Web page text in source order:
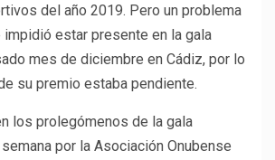
del año 2019. Pero un problema
impidió estar presente en la gala
mes de diciembre en Cádiz, por lo
su premio estaba pendiente.
los prolegómenos de la gala
por la Asociación Onubense